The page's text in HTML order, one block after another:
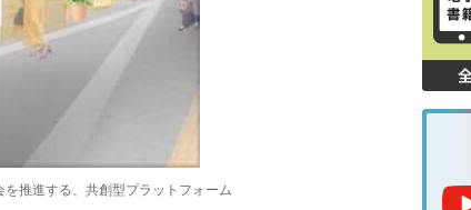
推進する、共創型プラットフォーム